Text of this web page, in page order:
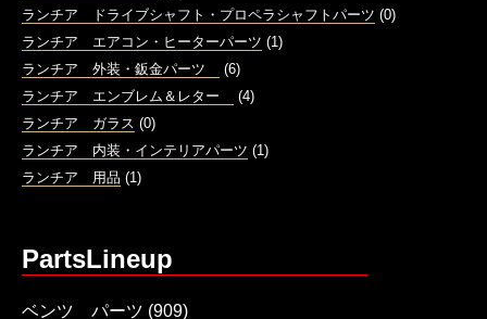
ランチア ドライブシャフト・プロペラシャフトパーツ (0)
ランチア エアコン・ヒーターパーツ (1)
ランチア 外装・鈑金パーツ
(6)
ランチア エンブレム＆レター
(4)
ランチア ガラス (0)
ランチア 内装・インテリアパーツ (1)
ランチア 用品 (1)
PartsLineup
ベンツ パーツ (909)